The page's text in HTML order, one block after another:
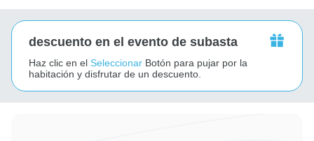
descuento en el evento de subasta
Haz clic en el Seleccionar Botón para pujar por la
habitación y disfrutar de un descuento.